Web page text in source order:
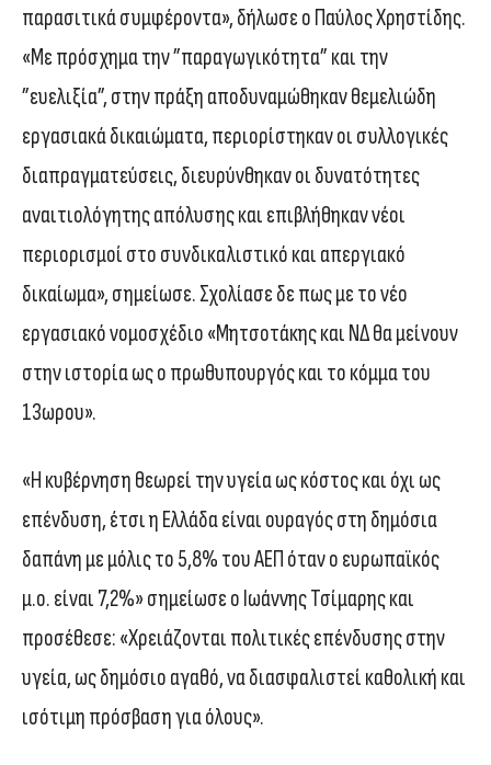
παρασιτικά συμφέροντα», δήλωσε ο Παύλος Χρηστίδης.
«Με πρόσχημα την ”παραγωγικότητα” και την
”ευελιξία”, στην πράξη αποδυναμώθηκαν θεμελιώδη
εργασιακά δικαιώματα, περιορίστηκαν οι συλλογικές
διαπραγματεύσεις, διευρύνθηκαν οι δυνατότητες
αναιτιολόγητης απόλυσης και επιβλήθηκαν νέοι
περιορισμοί στο συνδικαλιστικό και απεργιακό
δικαίωμα», σημείωσε. Σχολίασε δε πως με το νέο
εργασιακό νομοσχέδιο «Μητσοτάκης και ΝΔ θα μείνουν
στην ιστορία ως ο πρωθυπουργός και το κόμμα του
13ωρου».
«Η κυβέρνηση θεωρεί την υγεία ως κόστος και όχι ως
επένδυση, έτσι η Ελλάδα είναι ουραγός στη δημόσια
δαπάνη με μόλις το 5,8% του ΑΕΠ όταν ο ευρωπαϊκός
μ.ο. είναι 7,2%» σημείωσε ο Ιωάννης Τσίμαρης και
προσέθεσε: «Χρειάζονται πολιτικές επένδυσης στην
υγεία, ως δημόσιο αγαθό, να διασφαλιστεί καθολική και
ισότιμη πρόσβαση για όλους».